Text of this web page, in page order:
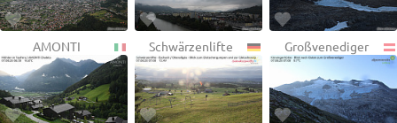
AMONTI Schwärzenlifte Großvenediger